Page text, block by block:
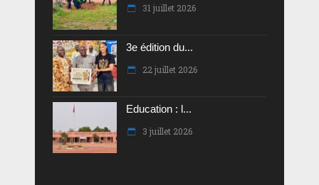
31 juillet 2026
3e édition du...
22 juillet 2026
Education : l...
3 juillet 2026